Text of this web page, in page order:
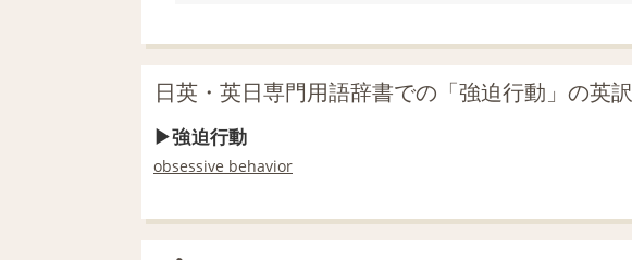
日英・英日専門用語辞書での「強迫行動」の英訳
強迫行動
obsessive behavior